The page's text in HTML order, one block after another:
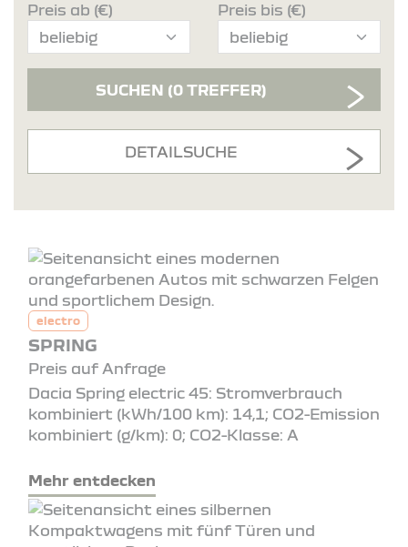
Preis ab (€) Preis bis (€)
SUCHEN (0 TREFFER)
DETAILSUCHE
electro
SPRING
Preis auf Anfrage
Dacia Spring electric 45: Stromverbrauch
kombiniert (kWh/100 km): 14,1; CO2-Emission
kombiniert (g/km): 0; CO2-Klasse: A
Mehr entdecken